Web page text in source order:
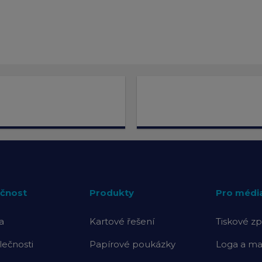
Produkty
Kartové řešení
Papírové poukázky
Pro
Tiskové
Loga a